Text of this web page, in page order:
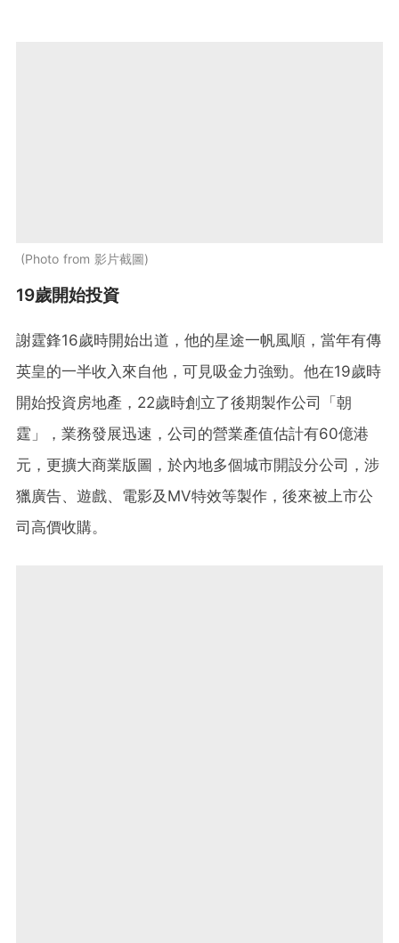
Photo from 影片截圖
19歲開始投資
謝霆鋒16歲時開始出道，他的星途一帆風順，當年有傳
英皇的一半收入來自他，可見吸金力強勁。他在19歲時
開始投資房地產，22歲時創立了後期製作公司「朝
霆」，業務發展迅速，公司的營業產值估計有60億港
元，更擴大商業版圖，於內地多個城市開設分公司，涉
獵廣告、遊戲、電影及MV特效等製作，後來被上市公
司高價收購。